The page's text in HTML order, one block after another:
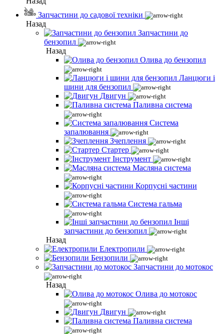
Запчастини до садової техніки
Назад
Запчастини до
бензопил
Назад
Олива до бензопил
Ланцюги і
шини для бензопил
Двигун
Паливна система
Система
запалювання
Зчеплення
Стартер
Інструмент
Масляна система
Корпусні частини
Система гальма
Інші
запчастини до бензопил
Назад
Електропили
Бензопили
Запчастини до мотокос
Назад
Олива до мотокос
Двигун
Паливна система